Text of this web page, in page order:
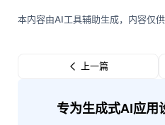
本内容由AI工具辅助生成，内容仅
上一篇
专为生成式AI应用